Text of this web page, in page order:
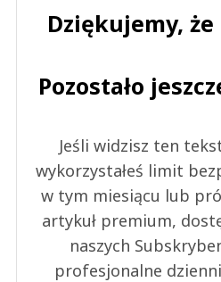
Dziękujemy, że
Pozostało
Jeśli widzisz ten
wykorzystałeś limit
w tym miesiącu lub
artykuł premium,
naszych
profesjonalne